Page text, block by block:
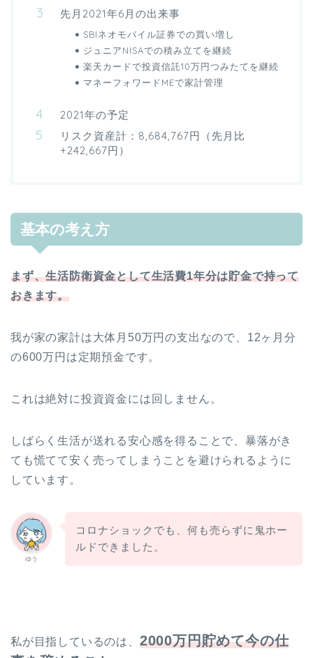
先月2021年6月の出来事
SBIネオモバイル証券での買い増し
ジュニアNISAでの積み立てを継続
楽天カードで投資信託10万円つみたてを継続
マネーフォワードMEで家計管理
2021年の予定
リスク資産計：8,684,767円（先月比
+242,667円）
基本の考え方
まず、生活防衛資金として生活費1年分は貯金で持って
おきます。
我が家の家計は大体月50万円の支出なので、12ヶ月分
の600万円は定期預金です。
これは絶対に投資資金には回しません。
しばらく生活が送れる安心感を得ることで、暴落がき
ても慌てて安く売ってしまうことを避けられるように
しています。
ゆう
コロナショックでも、何も売らずに鬼ホー
ルドできました。
私が目指しているのは、 2000万円貯めて今の仕